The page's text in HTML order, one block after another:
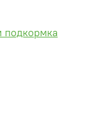
подкормка